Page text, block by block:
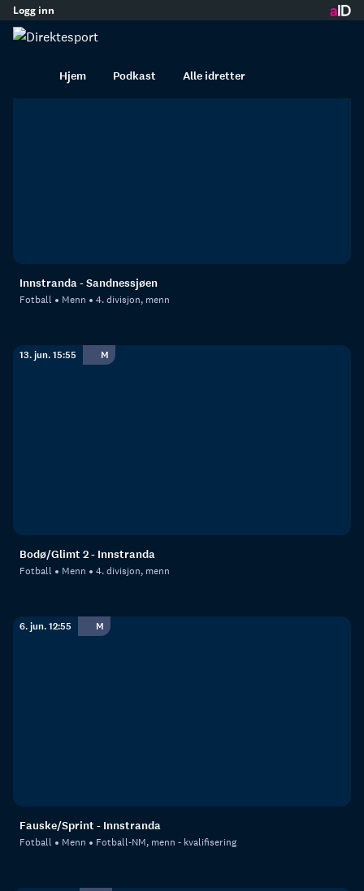
innhold
Logg inn
Hjem Podkast Alle idretter
Innstranden i opptak
20. jun. 12:55
Innstranda - Sandnessjøen
Fotball Menn 4. divisjon, menn
13. jun. 15:55 M
Bodø/Glimt 2 - Innstranda
Fotball Menn 4. divisjon, menn
6. jun. 12:55 M
Fauske/Sprint - Innstranda
Fotball Menn Fotball-NM, menn - kvalifisering